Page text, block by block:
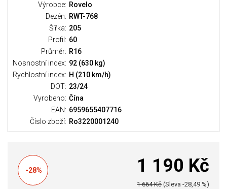
Výrobce: Rovelo
Dezén: RWT-768
Šířka: 205
Profil: 60
Průměr: R16
Nosnostní index: 92 (630 kg)
Rychlostní index: H (210 km/h)
DOT: 23/24
Vyrobeno: Čína
EAN: 6959655407716
Číslo zboží: Ro3220001240
-28% 1 190 Kč
1 664 Kč (Sleva -28,49 %)